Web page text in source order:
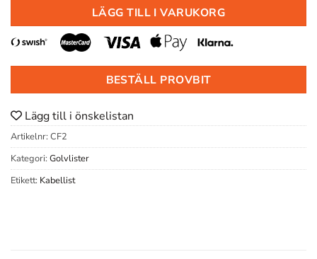
LÄGG TILL I VARUKORG
BESTÄLL PROVBIT
Lägg till i önskelistan
Artikelnr: CF2
Kategori: Golvlister
Etikett: Kabellist